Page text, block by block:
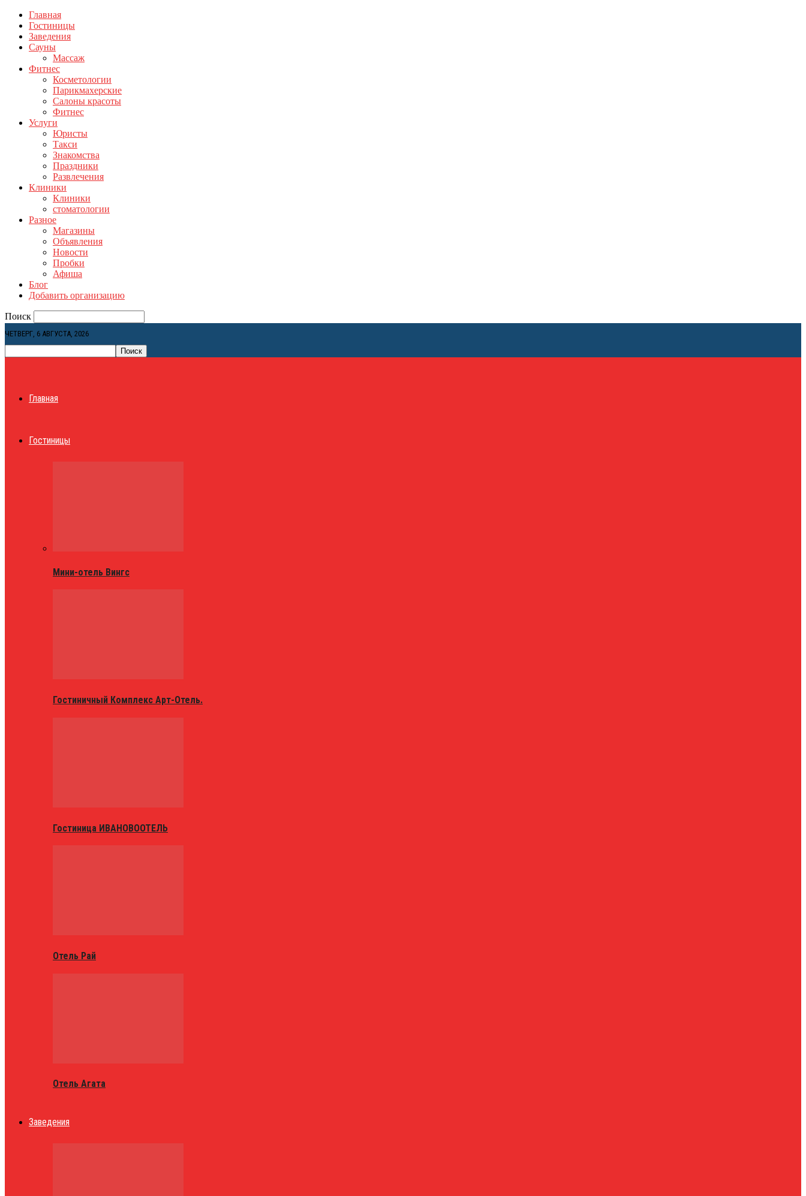
Главная
Гостиницы
Заведения
Сауны
Массаж
Фитнес
Косметологии
Парикмахерские
Салоны красоты
Фитнес
Услуги
Юристы
Такси
Знакомства
Праздники
Развлечения
Клиники
Клиники
стоматологии
Разное
Магазины
Объявления
Новости
Пробки
Афиша
Блог
Добавить организацию
Поиск
ЧЕТВЕРГ, 6 АВГУСТА, 2026
Главная
Гостиницы
Мини-отель Вингс
Гостиничный Комплекс Арт-Отель.
Гостиница ИВАНОВООТЕЛЬ
Отель Рай
Отель Агата
Заведения